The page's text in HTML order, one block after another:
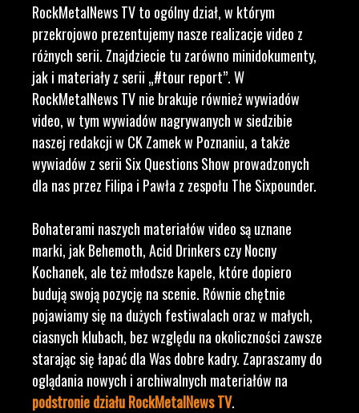
RockMetalNews TV to ogólny dział, w którym
przekrojowo prezentujemy nasze realizacje video z
różnych serii. Znajdziecie tu zarówno minidokumenty,
jak i materiały z serii „#tour report”. W
RockMetalNews TV nie brakuje również wywiadów
video, w tym wywiadów nagrywanych w siedzibie
naszej redakcji w CK Zamek w Poznaniu, a także
wywiadów z serii Six Questions Show prowadzonych
dla nas przez Filipa i Pawła z zespołu The Sixpounder.
Bohaterami naszych materiałów video są uznane
marki, jak Behemoth, Acid Drinkers czy Nocny
Kochanek, ale też młodsze kapele, które dopiero
budują swoją pozycję na scenie. Równie chętnie
pojawiamy się na dużych festiwalach oraz w małych,
ciasnych klubach, bez względu na okoliczności zawsze
starając się łapać dla Was dobre kadry. Zapraszamy do
oglądania nowych i archiwalnych materiałów na
podstronie działu RockMetalNews TV.